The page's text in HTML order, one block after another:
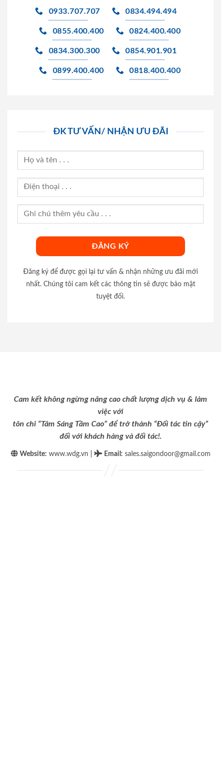
0933.707.707 0834.494.494
0855.400.400 0824.400.400
0834.300.300 0854.901.901
0899.400.400 0818.400.400
ĐK TƯ VẤN/ NHẬN ƯU ĐÃI
Đăng ký để được gọi lại tư vấn & nhận những ưu đãi mới
nhất. Chúng tôi cam kết các thông tin sẽ được bảo mật
tuyệt đối.
Cam kết không ngừng nâng cao chất lượng dịch vụ & làm
việc với
tôn chỉ “Tâm Sáng Tầm Cao” để trở thành “Đối tác tin cậy”
đối với khách hàng và đối tác!.
Website: www.wdg.vn Email : sales.saigondoor@gmail.com